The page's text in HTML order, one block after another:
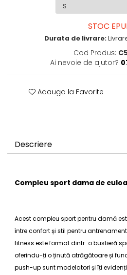
STOC
Durata de livrare:
Cod Produs:
Ai nevoie de ajutor?
Adauga la Favorite
Descriere
Compleu sport dama de
Acestcompleu sportpentru damă
între confort și stil pentru
fitness este format dintr-o bustieră
oferindu-ți o ținută atrăgătoare și
push-up sunt modelatori și îți